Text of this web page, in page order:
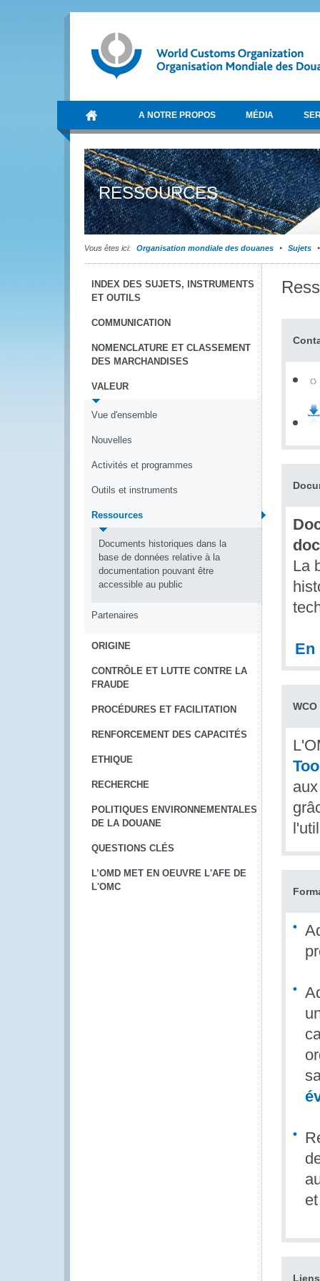
A NOTRE PROPOS MÉDIA
RESSOURCES
Vous êtes ici: Organisation mondiale des douanes Sujets
INDEX DES SUJETS, INSTRUMENTS
ET OUTILS
COMMUNICATION
NOMENCLATURE ET CLASSEMENT
DES MARCHANDISES
VALEUR
Vue d'ensemble
Nouvelles
Activités et programmes
Outils et instruments
Ressources
Documents historiques dans la
base de données relative à la
documentation pouvant être
accessible au public
Partenaires
ORIGINE
CONTRÔLE ET LUTTE CONTRE LA
FRAUDE
PROCÉDURES ET FACILITATION
RENFORCEMENT DES CAPACITÉS
ETHIQUE
RECHERCHE
POLITIQUES ENVIRONNEMENTALES
DE LA DOUANE
QUESTIONS CLÉS
L’OMD MET EN OEUVRE L'AFE DE
L'OMC
La
En
Liens